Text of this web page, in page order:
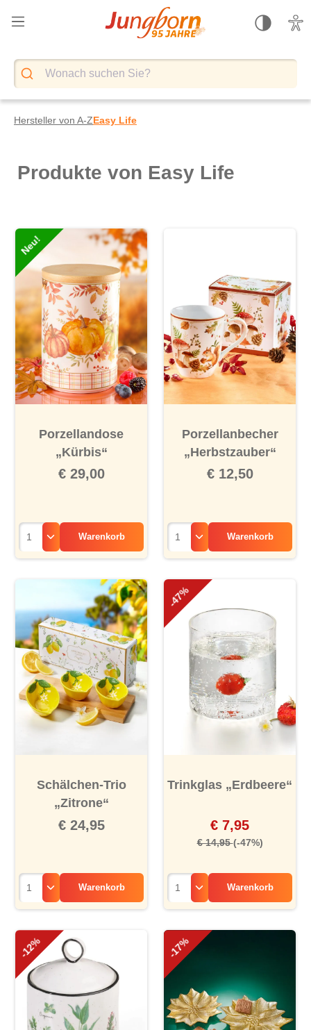
springen
Hersteller von A-ZEasy Life
Produkte von Easy Life
Neu!
Porzellandose
„Kürbis“
€ 29,00
Warenkorb
Porzellanbecher
„Herbstzauber“
€ 12,50
Warenkorb
Schälchen-Trio
„Zitrone“
€ 24,95
Warenkorb
-47%
Trinkglas „Erdbeere“
€ 7,95
€ 14,95(-47%)
Warenkorb
-12% -17%